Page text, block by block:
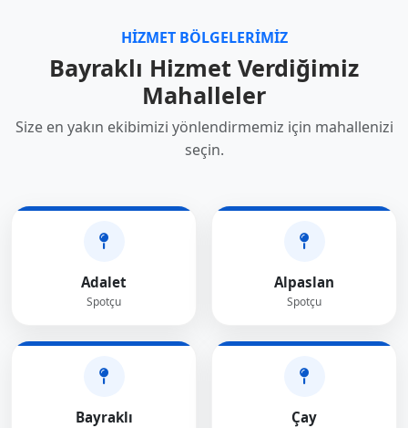
HIZMET BÖLGELERIMIZ
Bayraklı Hizmet Verdiğimiz
Mahalleler
Size en yakın ekibimizi yönlendirmemiz için mahallenizi
seçin.
Adalet
Spotçu
Alpaslan
Spotçu
Bayraklı Çay